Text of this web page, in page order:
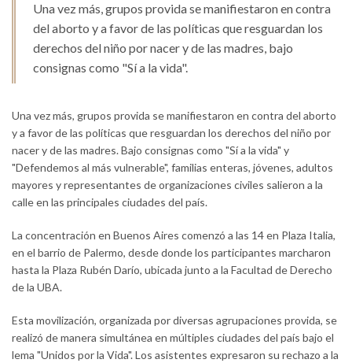
Una vez más, grupos provida se manifiestaron en contra
del aborto y a favor de las políticas que resguardan los
derechos del niño por nacer y de las madres, bajo
consignas como "Sí a la vida".
Una vez más, grupos provida se manifiestaron en contra del aborto
y a favor de las políticas que resguardan los derechos del niño por
nacer y de las madres. Bajo consignas como "Sí a la vida" y
"Defendemos al más vulnerable", familias enteras, jóvenes, adultos
mayores y representantes de organizaciones civiles salieron a la
calle en las principales ciudades del país.
La concentración en Buenos Aires comenzó a las 14 en Plaza Italia,
en el barrio de Palermo, desde donde los participantes marcharon
hasta la Plaza Rubén Darío, ubicada junto a la Facultad de Derecho
de la UBA.
Esta movilización, organizada por diversas agrupaciones provida, se
realizó de manera simultánea en múltiples ciudades del país bajo el
lema "Unidos por la Vida". Los asistentes expresaron su rechazo a la